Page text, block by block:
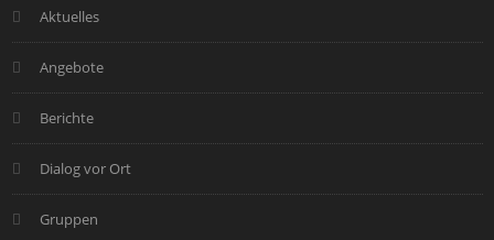
Aktuelles
Angebote
Berichte
Dialog vor Ort
Gruppen